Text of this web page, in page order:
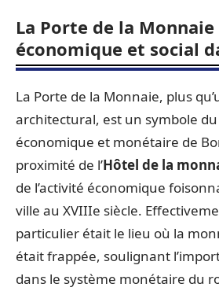
La Porte de la
économique et social
La Porte de la Monnaie, plus
architectural, est un symbole
économique et monétaire de
proximité de l’Hôtel de la
de l’activité économique
ville au XVIIIe siècle.
particulier était le lieu où la
était frappée, soulignant
dans le système monétaire du